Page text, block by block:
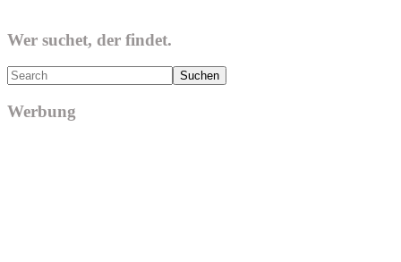
Wer suchet, der findet.
Search
Werbung